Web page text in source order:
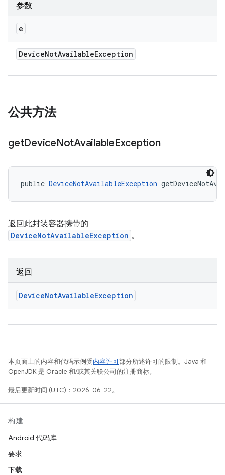
参数
e
DeviceNotAvailableException
公共方法
getDeviceNotAvailableException
public DeviceNotAvailableException
返回此封装容器携带的
DeviceNotAvailableException 。
返回
DeviceNotAvailableException
本页面上的内容和代码示例受内容许可部分所述许可的限制。Java 和
OpenJDK 是 Oracle 和/或其关联公司的注册商标。
最后更新时间 (UTC)：2026-06-22。
构建
Android 代码库
要求
下载